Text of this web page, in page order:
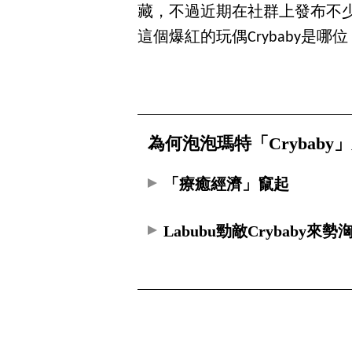
藏，不過近期在社群上發布不
這個爆紅的玩偶Crybaby是哪
為何泡泡瑪特「Crybaby
「療癒經濟」竄起
Labubu勁敵Crybaby來勢